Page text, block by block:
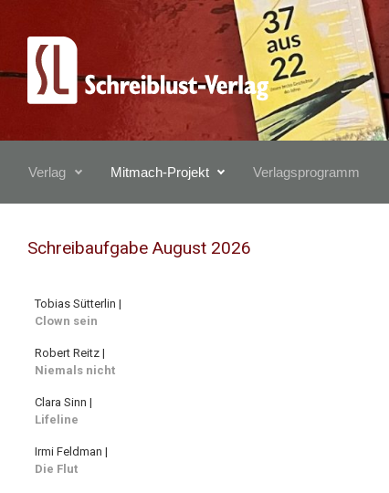
Zum Hauptinhalt springen
Verlag Mitmach-Projekt Verlagsprogramm
Schreibaufgabe August 2026
Tobias Sütterlin |
Clown sein
Robert Reitz |
Niemals nicht
Clara Sinn |
Lifeline
Irmi Feldman |
Die Flut